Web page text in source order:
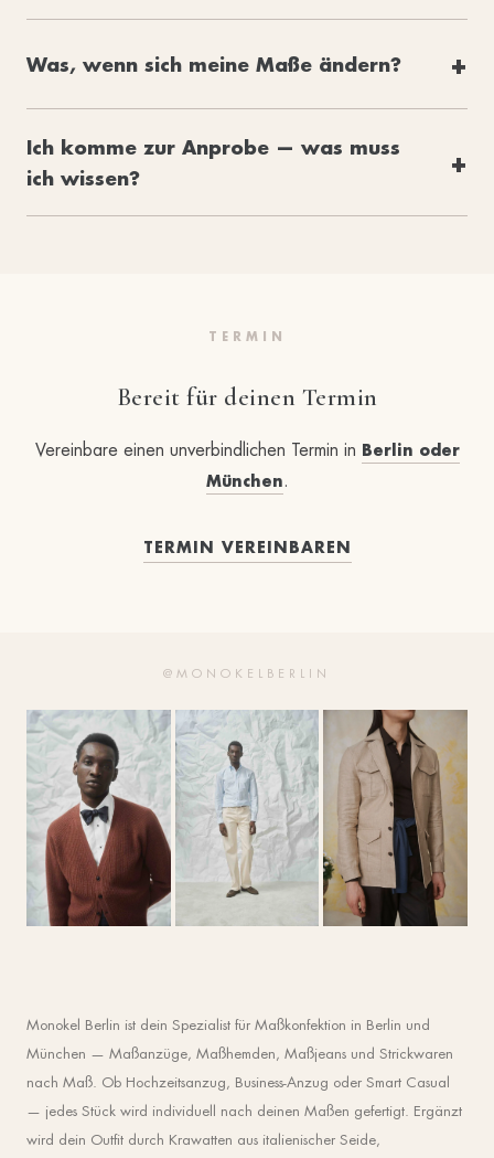
Was, wenn sich meine Maße ändern?
Ich komme zur Anprobe — was muss
ich wissen?
TERMIN
Bereit für deinen Termin
Vereinbare einen unverbindlichen Termin in Berlin oder
München.
TERMIN VEREINBAREN
@MONOKELBERLIN
Monokel Berlin ist dein Spezialist für Maßkonfektion in Berlin und
München — Maßanzüge, Maßhemden, Maßjeans und Strickwaren
nach Maß. Ob Hochzeitsanzug, Business-Anzug oder Smart Casual
— jedes Stück wird individuell nach deinen Maßen gefertigt. Ergänzt
wird dein Outfit durch Krawatten aus italienischer Seide,